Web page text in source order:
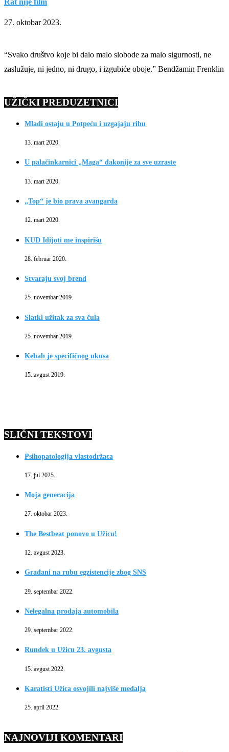
Rat nije film
27. oktobar 2023.
“Svako društvo koje bi dalo malo slobode za malo sigurnosti, ne
zaslužuje, ni jedno, ni drugo, i izgubiće oboje.” Bendžamin Frenklin
UŽIČKI PREDUZETNICI
Mladi ostaju u Potpeću i uzgajaju ribu
13. mart 2020.
U palačinkarnici „Maga“ đakonije za sve uzraste
13. mart 2020.
„Top“ je bio prava avangarda
12. mart 2020.
KUD Idijoti me inspirišu
28. februar 2020.
Stvaraju svoj brend
25. novembar 2019.
Slatki užitak za sva čula
25. novembar 2019.
Kebab je specifičnog ukusa
15. avgust 2019.
SLIČNI TEKSTOVI
Psihopatologija vlastodržaca
17. jul 2025.
Moja generacija
27. oktobar 2023.
The Bestbeat ponovo u Užicu!
12. avgust 2023.
Građani na rubu egzistencije zbog SNS
29. septembar 2022.
Nelegalna prodaja automobila
29. septembar 2022.
Rundek u Užicu 23. avgusta
15. avgust 2022.
Karatisti Užica osvojili najviše medalja
25. april 2022.
NAJNOVIJI KOMENTARI